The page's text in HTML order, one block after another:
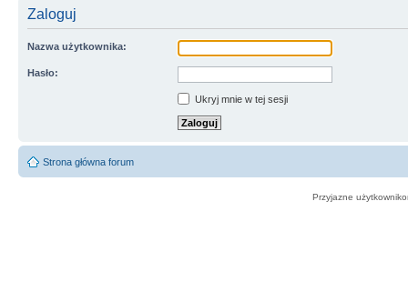
Zaloguj
Nazwa użytkownika:
Hasło:
Ukryj mnie w tej sesji
Strona główna forum
Przyjazne